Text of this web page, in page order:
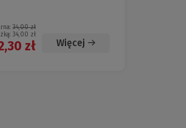
34,00 zł
34,00 zł
zł Więcej